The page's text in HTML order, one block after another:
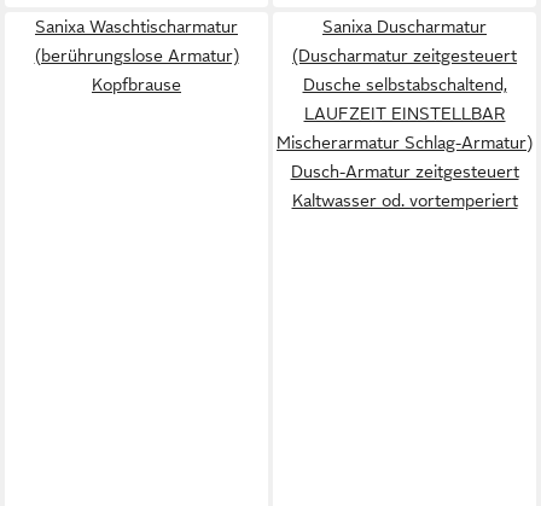
Sanixa Waschtischarmatur
(berührungslose Armatur)
Kopfbrause
Sanixa Duscharmatur
(Duscharmatur zeitgesteuert
Dusche selbstabschaltend,
LAUFZEIT EINSTELLBAR
Mischerarmatur Schlag-Armatur)
Dusch-Armatur zeitgesteuert
Kaltwasser od. vortemperiert